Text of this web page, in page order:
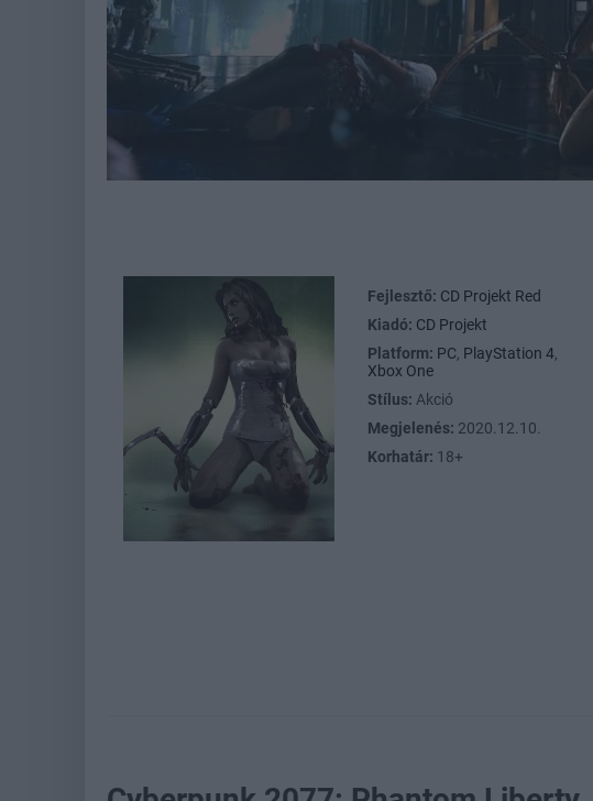
Fejlesztő: CD Projekt Red
Kiadó: CD Projekt
Platform: PC, PlayStation 4,
Xbox One
Stílus: Akció
Megjelenés: 2020.12.10.
Korhatár: 18+